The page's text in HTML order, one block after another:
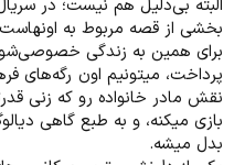
البته بی‌دلیل هم نیست؛ در
بخشی از قصه مربوط به
برای همین به زندگی
پرداخت، میتونیم اون رگه‌های
نقش مادر خانواده رو که زنی
بازی میکنه، و به طبع گاهی
بدل میشه.